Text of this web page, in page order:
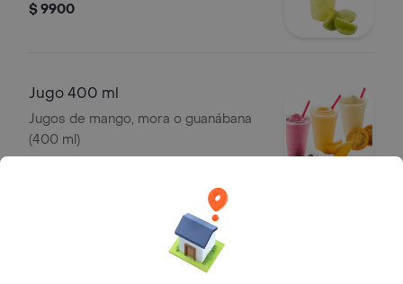
$ 9900
Jugo 400 ml
Jugos de mango, mora o guanábana
(400 ml)